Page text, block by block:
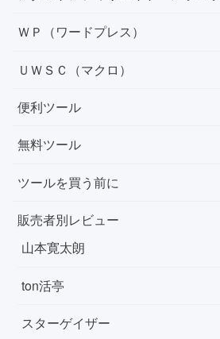
ＷＰ（ワードプレス）
ＵＷＳＣ（マクロ）
便利ツール
無料ツール
ツールを買う前に
販売者別レビュー
山本寛太朗
ton活亭
スターゲイザー